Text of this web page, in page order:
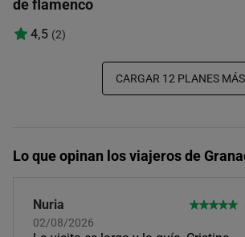
de flamenco
4,5 (2)
CARGAR 12 PLANES MÁS
Lo que opinan los viajeros de
Nuria
02/08/2026